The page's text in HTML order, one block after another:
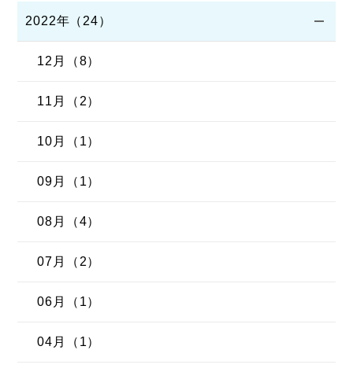
2022年（24）
12月（8）
11月（2）
10月（1）
09月（1）
08月（4）
07月（2）
06月（1）
04月（1）